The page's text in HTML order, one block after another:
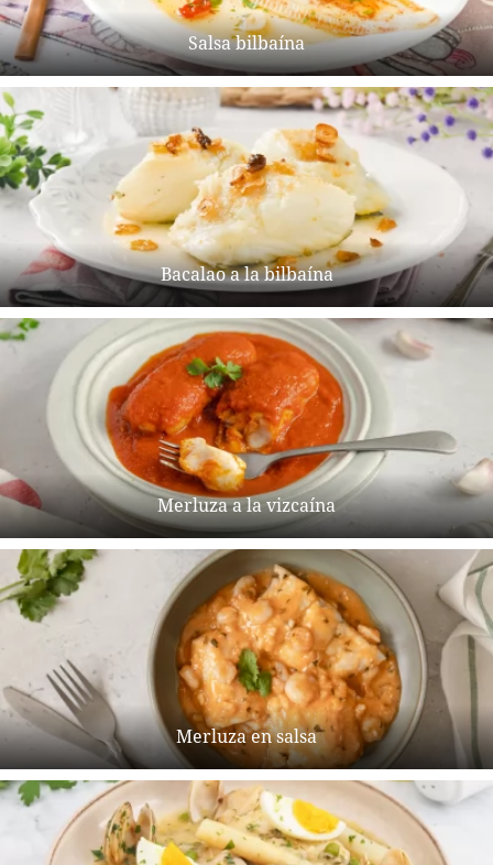
Salsa bilbaína
Bacalao a la bilbaína
Merluza a la vizcaína
Merluza en salsa